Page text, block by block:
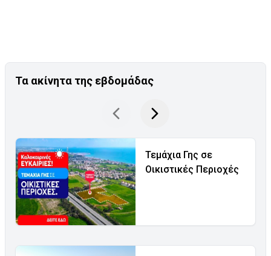
Τα ακίνητα της εβδομάδας
Τεμάχια Γης σε
Οικιστικές Περιοχές